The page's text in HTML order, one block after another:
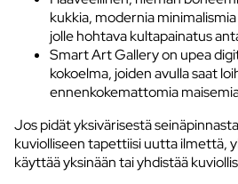
kukkia, modernia
jolle hohtava kultapainatus
Smart Art Gallery on upea
kokoelma, joiden avulla saat
ennenkokemattomia
Jos pidät yksivärisestä
kuviolliseen tapettiisi uutta ilmettä,
käyttää yksinään tai yhdistää